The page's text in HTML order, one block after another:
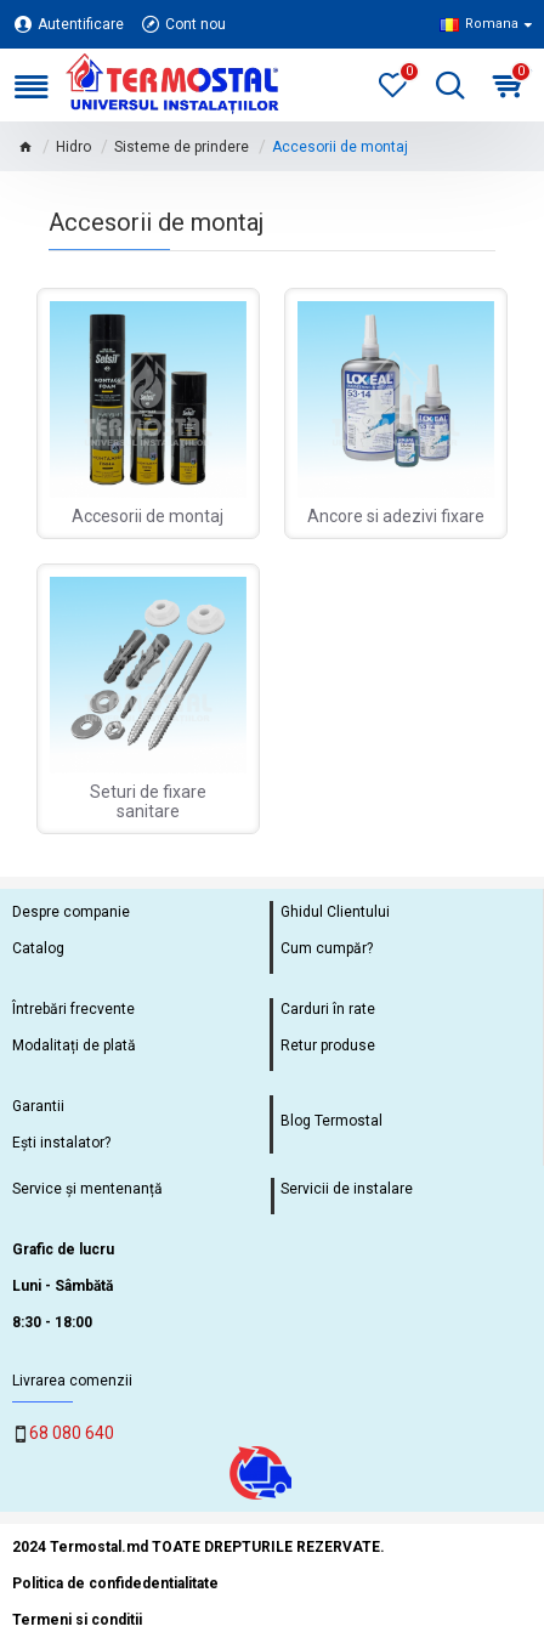
Autentificare Cont nou Romana
0 0
Hidro Sisteme de prindere Accesorii de montaj
Accesorii de montaj
Accesorii de montaj Ancore si adezivi fixare
Seturi de fixare
sanitare
Despre companie
Catalog
Ghidul Clientului
Cum cumpăr?
Întrebări frecvente
Modalitați de plată
Carduri în rate
Retur produse
Garantii
Ești instalator?
Blog Termostal
Service și mentenanță Servicii de instalare
Grafic de lucru
Luni - Sâmbătă
8:30 - 18:00
Livrarea comenzii
68 080 640
2024 Termostal.md TOATE DREPTURILE REZERVATE.
Politica de confidedentialitate
Termeni si conditii